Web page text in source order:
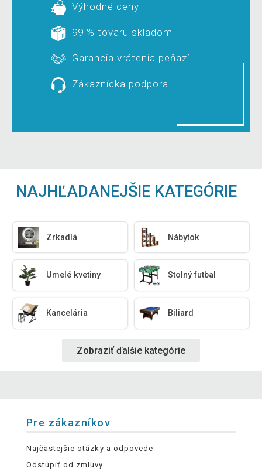
Výhodné ceny
99 % tovaru skladom
Garancia vrátenia peňazí
Zákaznícka podpora
NAJHĽADANEJŠIE KATEGÓRIE
Zrkadlá Nábytok
Umelé kvetiny Stolný futbal
Kancelária Biliard
Zobraziť ďalšie kategórie
Pre zákazníkov
Najčastejšie otázky a odpovede
Odstúpiť od zmluvy